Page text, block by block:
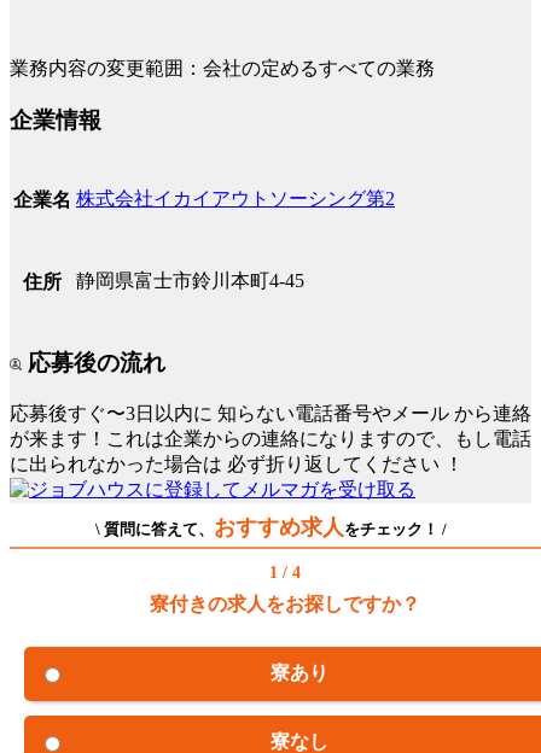
業務内容の変更範囲：会社の定めるすべての業務
企業情報
企業名 株式会社イカイアウトソーシング第2
住所 静岡県富士市鈴川本町4-45
応募後の流れ
応募後すぐ〜3日以内に 知らない電話番号やメール から連絡
が来ます！これは企業からの連絡になりますので、もし電話
に出られなかった場合は 必ず折り返してください ！
\ 質問に答えて、 おすすめ求人 をチェック！ /
1 / 4
寮付きの求人をお探しですか？
寮あり
寮なし